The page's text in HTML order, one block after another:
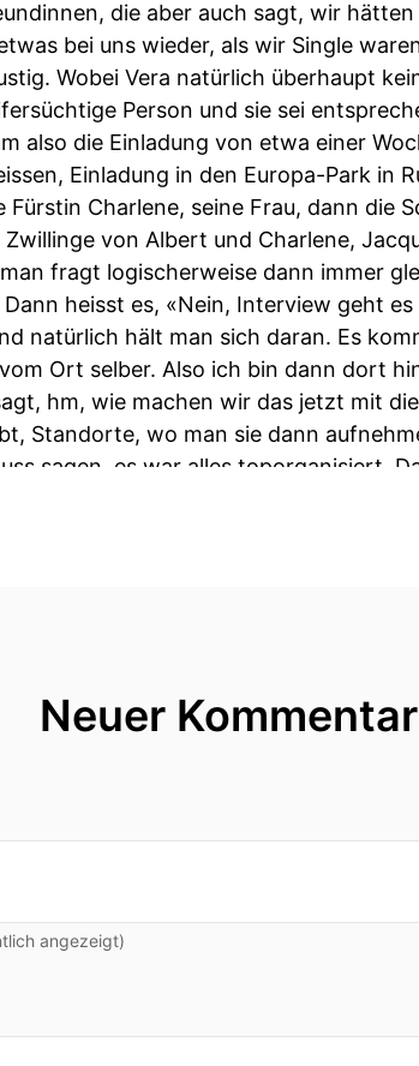
Neuer Kommentar
angezeigt)